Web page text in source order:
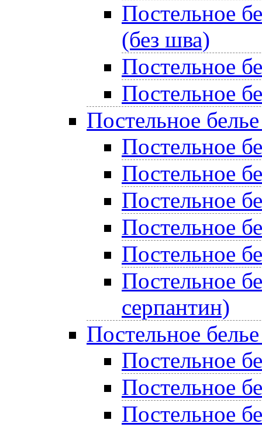
Постельное
(без шва)
Постельное
Постельное
Постельное
Постельное
Постельное
Постельное
Постельное
Постельное
Постельное
серпантин)
Постельное
Постельное
Постельное
Постельное